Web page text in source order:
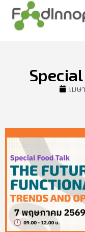
เมษ